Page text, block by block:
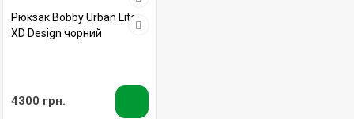
Рюкзак Bobby Urban Lite
XD Design чорний
4300 грн.